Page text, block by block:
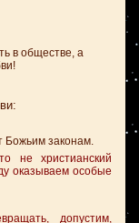
в обществе, а
Божьим законам.
не христианский
оказываем особые
допустим,